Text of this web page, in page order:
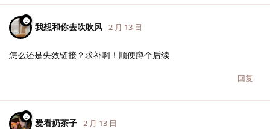
我想和你去吹吹风 2 月 13 日
怎么还是失效链接？求补啊！顺便蹲个后续
回复
爱看奶茶子 2 月 13 日